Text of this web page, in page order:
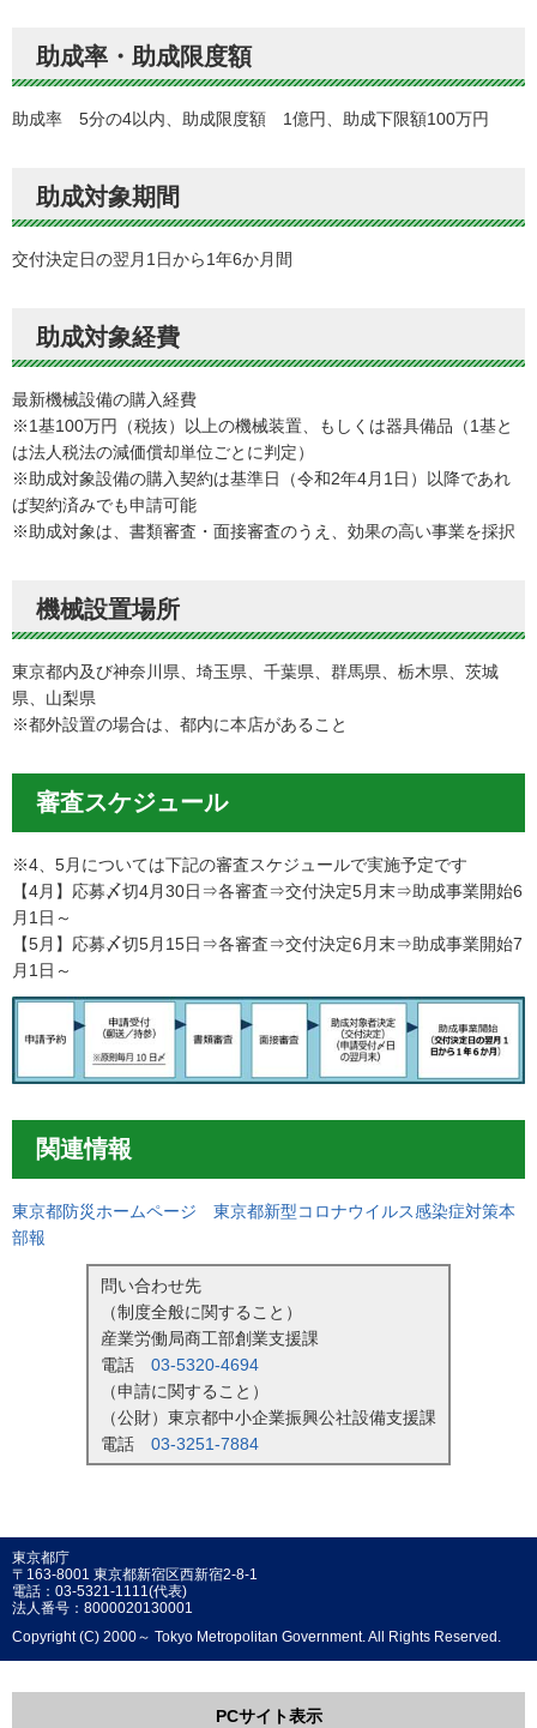
助成率・助成限度額
助成率 5分の4以内、助成限度額 1億円、助成下限額100万円
助成対象期間
交付決定日の翌月1日から1年6か月間
助成対象経費
最新機械設備の購入経費
※1基100万円（税抜）以上の機械装置、もしくは器具備品（1基と
は法人税法の減価償却単位ごとに判定）
※助成対象設備の購入契約は基準日（令和2年4月1日）以降であれ
ば契約済みでも申請可能
※助成対象は、書類審査・面接審査のうえ、効果の高い事業を採択
機械設置場所
東京都内及び神奈川県、埼玉県、千葉県、群馬県、栃木県、茨城
県、山梨県
※都外設置の場合は、都内に本店があること
審査スケジュール
※4、5月については下記の審査スケジュールで実施予定です
【4月】応募〆切4月30日⇒各審査⇒交付決定5月末⇒助成事業開始6
月1日～
【5月】応募〆切5月15日⇒各審査⇒交付決定6月末⇒助成事業開始7
月1日～
関連情報
東京都防災ホームページ 東京都新型コロナウイルス感染症対策本
部報
問い合わせ先
（制度全般に関すること）
産業労働局商工部創業支援課
電話 03-5320-4694
（申請に関すること）
（公財）東京都中小企業振興公社設備支援課
電話 03-3251-7884
東京都庁
〒163-8001 東京都新宿区西新宿2-8-1
電話：03-5321-1111(代表)
法人番号：8000020130001
Copyright (C) 2000～ Tokyo Metropolitan Government. All Rights Reserved.
PCサイト表示